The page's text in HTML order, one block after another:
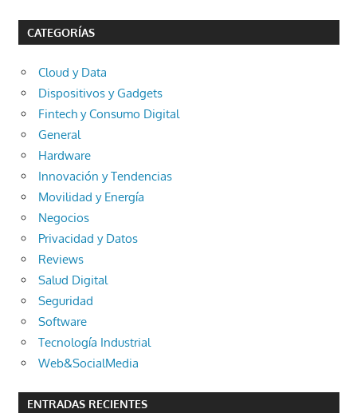
CATEGORÍAS
Cloud y Data
Dispositivos y Gadgets
Fintech y Consumo Digital
General
Hardware
Innovación y Tendencias
Movilidad y Energía
Negocios
Privacidad y Datos
Reviews
Salud Digital
Seguridad
Software
Tecnología Industrial
Web&SocialMedia
ENTRADAS RECIENTES